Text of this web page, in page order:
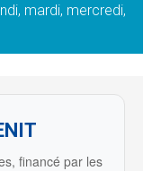
mardi, mercredi,
financé par les